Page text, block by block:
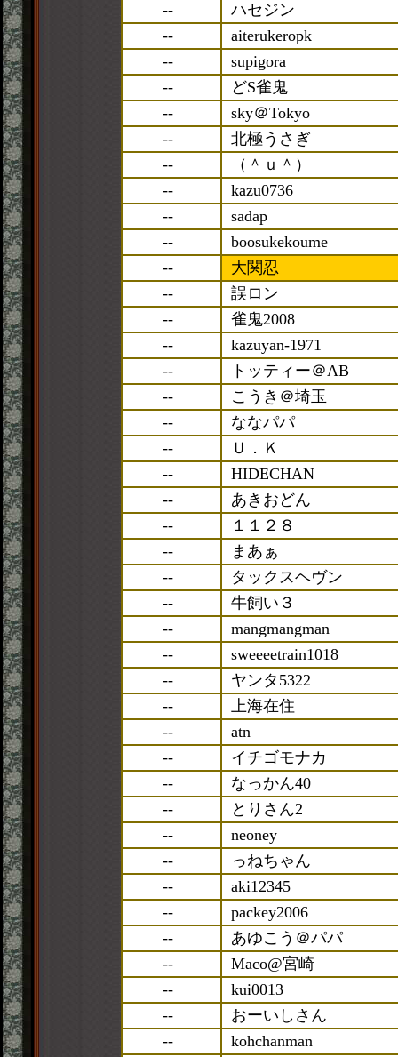
--
ハセジン
--
aiterukeropk
--
supigora
--
どS雀鬼
--
sky＠Tokyo
--
北極うさぎ
--
（＾ｕ＾）
--
kazu0736
--
sadap
--
boosukekoume
--
大関忍
--
誤ロン
--
雀鬼2008
--
kazuyan-1971
--
トッティー＠AB
--
こうき＠埼玉
--
ななパパ
--
Ｕ．Ｋ
--
HIDECHAN
--
あきおどん
--
１１２８
--
まあぁ
--
タックスヘヴン
--
牛飼い３
--
mangmangman
--
sweeeetrain1018
--
ヤンタ5322
--
上海在住
--
atn
--
イチゴモナカ
--
なっかん40
--
とりさん2
--
neoney
--
っねちゃん
--
aki12345
--
packey2006
--
あゆこう＠パパ
--
Maco@宮崎
--
kui0013
--
おーいしさん
--
kohchanman